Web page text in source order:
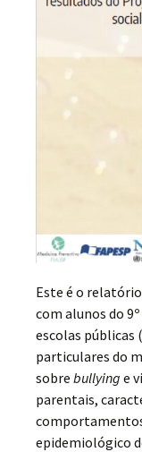
Este é o
com alunos do
escolas públicas
particulares do
sobre bullying e
parentais,
epidemiológico